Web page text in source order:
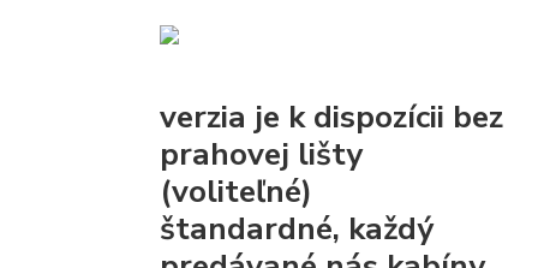
verzia je k dispozícii bez
prahovej lišty
(voliteľné)
štandardné, každý